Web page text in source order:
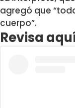
agregó que
cuerpo”.
Revisa